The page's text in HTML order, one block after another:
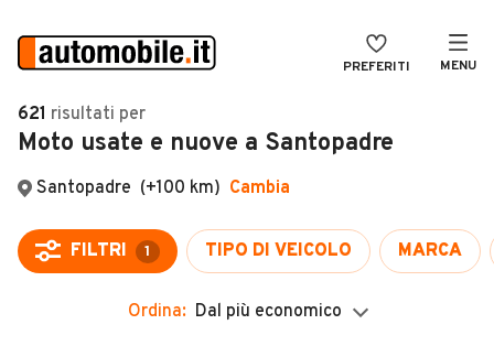
PREFERITI MENU
Auto
Auto usate
Auto Km 0
Auto Nuove
Noleggio a lungo termine
VENDI
MAGAZINE
ACCEDI
621 risultati per
Moto usate e nuove a Santopadre
Ordina: Dal più economico